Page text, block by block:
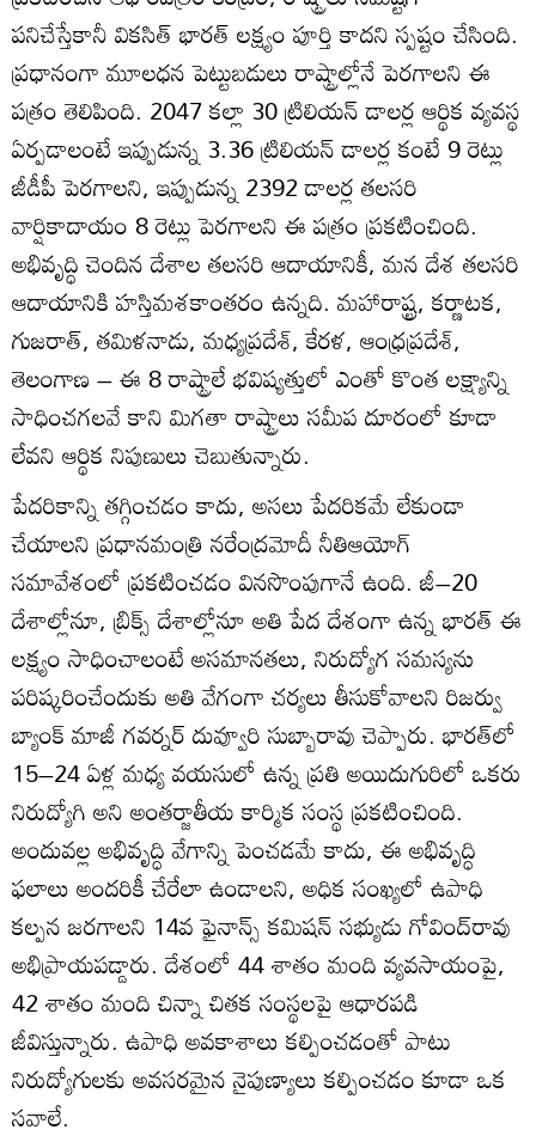
పనిచేస్తేకానీ వికసిత్ భారత్ లక్ష్యం పూర్తి కాదని స్పష్టం చేసింది.
ప్రధానంగా మూలధన పెట్టుబడులు రాష్ట్రాల్లోనే పెరగాలని ఈ
పత్రం తెలిపింది. 2047 కల్లా 30 ట్రిలియన్ డాలర్ల ఆర్థిక వ్యవస్థ
ఏర్పడాలంటే ఇప్పుడున్న 3.36 ట్రిలియన్ డాలర్ల కంటే 9 రెట్లు
జీడీపీ పెరగాలని, ఇప్పుడున్న 2392 డాలర్ల తలసరి
వార్షికాదాయం 8 రెట్లు పెరగాలని ఈ పత్రం ప్రకటించింది.
అభివృద్ధి చెందిన దేశాల తలసరి ఆదాయానికీ, మన దేశ తలసరి
ఆదాయానికి హస్తిమశకాంతరం ఉన్నది. మహారాష్ట్ర, కర్ణాటక,
గుజరాత్, తమిళనాడు, మధ్యప్రదేశ్, కేరళ, ఆంధ్రప్రదేశ్,
తెలంగాణ – ఈ 8 రాష్ట్రాలే భవిష్యత్తులో ఎంతో కొంత లక్ష్యాన్ని
సాధించగలవే కాని మిగతా రాష్ట్రాలు సమీప దూరంలో కూడా
లేవని ఆర్థిక నిపుణులు చెబుతున్నారు.
పేదరికాన్ని తగ్గించడం కాదు, అసలు పేదరికమే లేకుండా
చేయాలని ప్రధానమంత్రి నరేంద్రమోదీ నీతిఆయోగ్
సమావేశంలో ప్రకటించడం వినసొంపుగానే ఉంది. జీ–20
దేశాల్లోనూ, బ్రిక్స్ దేశాల్లోనూ అతి పేద దేశంగా ఉన్న భారత్ ఈ
లక్ష్యం సాధించాలంటే అసమానతలు, నిరుద్యోగ సమస్యను
పరిష్కరించేందుకు అతి వేగంగా చర్యలు తీసుకోవాలని రిజర్వు
బ్యాంక్ మాజీ గవర్నర్ దువ్వూరి సుబ్బారావు చెప్పారు. భారత్‌లో
15–24 ఏళ్ల మధ్య వయసులో ఉన్న ప్రతి అయిదుగురిలో ఒకరు
నిరుద్యోగి అని అంతర్జాతీయ కార్మిక సంస్థ ప్రకటించింది.
అందువల్ల అభివృద్ధి వేగాన్ని పెంచడమే కాదు, ఈ అభివృద్ధి
ఫలాలు అందరికీ చేరేలా ఉండాలని, అధిక సంఖ్యలో ఉపాధి
కల్పన జరగాలని 14వ ఫైనాన్స్ కమిషన్ సభ్యుడు గోవింద్‌రావు
అభిప్రాయపడ్డారు. దేశంలో 44 శాతం మంది వ్యవసాయంపై,
42 శాతం మంది చిన్నా చితక సంస్థలపై ఆధారపడి
జీవిస్తున్నారు. ఉపాధి అవకాశాలు కల్పించడంతో పాటు
నిరుద్యోగులకు అవసరమైన నైపుణ్యాలు కల్పించడం కూడా ఒక
సవాలే.